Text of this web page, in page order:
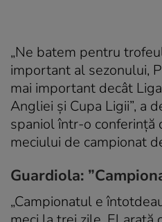
„Ne batem pentru
important al sezonului,
mai important decât
Angliei şi Cupa Ligii”, a
spaniol într-o conferinţă
meciului de campionat
Guardiola:
„Campionatul e